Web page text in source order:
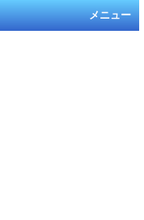
メニュー